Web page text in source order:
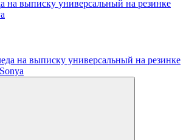
на выписку универсальный на резинке